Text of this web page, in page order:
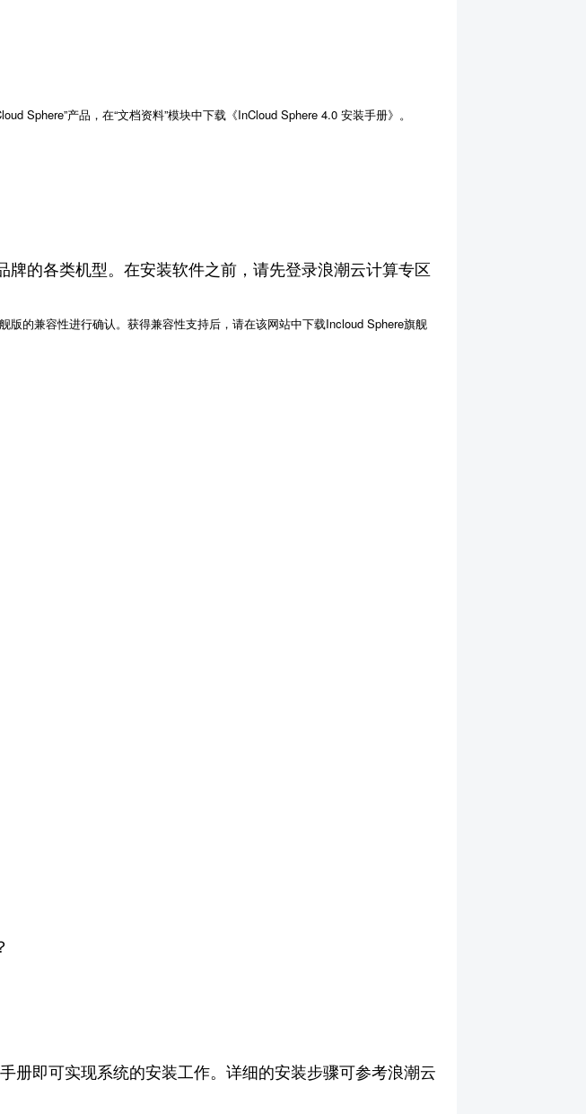
Sphere”产品，在“文档资料”模块中下载《InCloud Sphere 4.0 安装手册》。
的各类机型。在安装软件之前，请先登录浪潮云计算专区
的兼容性进行确认。获得兼容性支持后，请在该网站中下载Incloud Sphere旗舰
册即可实现系统的安装工作。详细的安装步骤可参考浪潮云